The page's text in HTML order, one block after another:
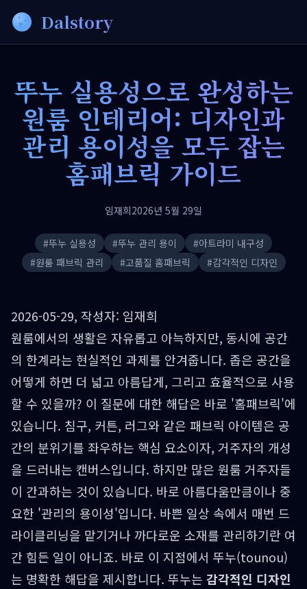
Dalstory
뚜누 실용성으로 완성하는
원룸 인테리어: 디자인과
관리 용이성을 모두 잡는
홈패브릭 가이드
임재희2026년 5월 29일
#뚜누 실용성 #뚜누 관리 용이 #아트라미 내구성
#원룸 패브릭 관리 #고품질 홈패브릭 #감각적인 디자인
2026-05-29, 작성자: 임재희
원룸에서의 생활은 자유롭고 아늑하지만, 동시에 공간
의 한계라는 현실적인 과제를 안겨줍니다. 좁은 공간을
어떻게 하면 더 넓고 아름답게, 그리고 효율적으로 사용
할 수 있을까? 이 질문에 대한 해답은 바로 '홈패브릭'에
있습니다. 침구, 커튼, 러그와 같은 패브릭 아이템은 공
간의 분위기를 좌우하는 핵심 요소이자, 거주자의 개성
을 드러내는 캔버스입니다. 하지만 많은 원룸 거주자들
이 간과하는 것이 있습니다. 바로 아름다움만큼이나 중
요한 '관리의 용이성'입니다. 바쁜 일상 속에서 매번 드
라이클리닝을 맡기거나 까다로운 소재를 관리하기란 여
간 힘든 일이 아니죠. 바로 이 지점에서 뚜누(tounou)
는 명확한 해답을 제시합니다. 뚜누는 감각적인 디자인